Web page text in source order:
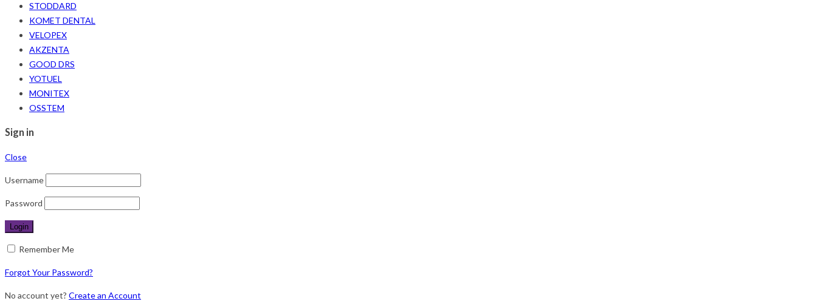
STODDARD
KOMET DENTAL
VELOPEX
AKZENTA
GOOD DRS
YOTUEL
MONITEX
OSSTEM
Sign in
Close
Username
Password
Remember Me
Forgot Your Password?
No account yet? Create an Account